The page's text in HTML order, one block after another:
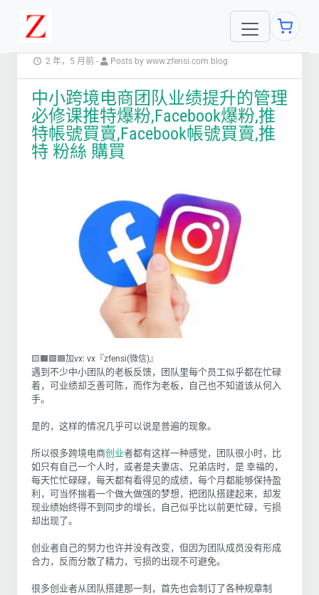
2 年，5 月前 - Posts by www.zfensi.com blog
中小跨境电商团队业绩提升的管理
必修课推特爆粉,Facebook爆粉,推
特帳號買賣,Facebook帳號買賣,推
特 粉絲 購買
🟨🟧🟩🟦加vx: vx『zfensi(微信)』
遇到不少中小团队的老板反馈，团队里每个员工似乎都在忙碌
着，可业绩却乏善可陈，而作为老板，自己也不知道该从何入
手。
是的，这样的情况几乎可以说是普遍的现象。
所以很多跨境电商创业者都有这样一种感觉，团队很小时，比
如只有自己一个人时，或者是夫妻店、兄弟店时，是 幸福的，
每天忙忙碌碌，每天都有看得见的成绩，每个月都能够保持盈
利，可当怀揣着一个做大做强的梦想，把团队搭建起来，却发
现业绩始终得不到同步的增长，自己似乎比以前更忙碌，亏损
却出现了。
创业者自己的努力也许并没有改变，但因为团队成员没有形成
合力，反而分散了精力，亏损的出现不可避免。
很多创业者从团队搭建那一刻，首先也会制订了各种规章制